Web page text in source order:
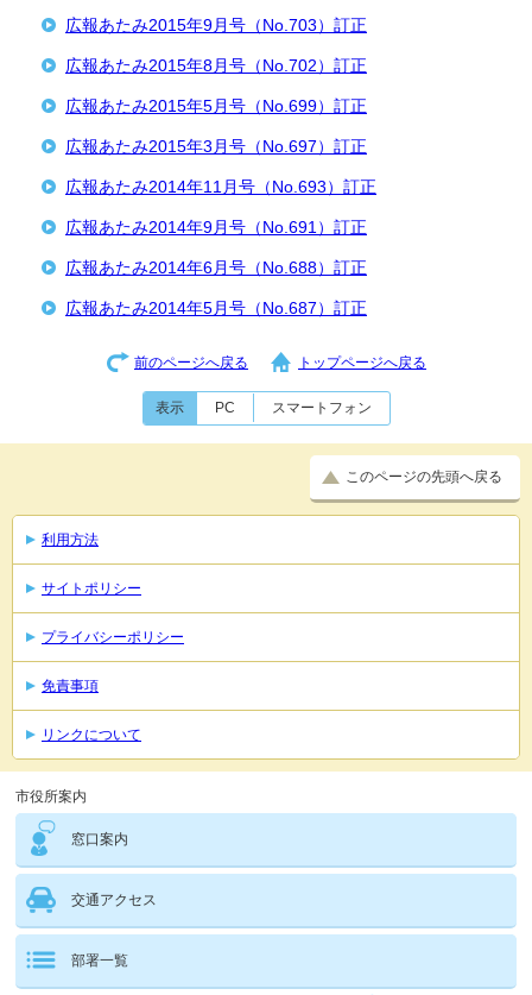
広報あたみ2015年9月号（No.703）訂正
広報あたみ2015年8月号（No.702）訂正
広報あたみ2015年5月号（No.699）訂正
広報あたみ2015年3月号（No.697）訂正
広報あたみ2014年11月号（No.693）訂正
広報あたみ2014年9月号（No.691）訂正
広報あたみ2014年6月号（No.688）訂正
広報あたみ2014年5月号（No.687）訂正
前のページへ戻る トップページへ戻る
表示 PC スマートフォン
このページの先頭へ戻る
利用方法
サイトポリシー
プライバシーポリシー
免責事項
リンクについて
市役所案内
窓口案内
交通アクセス
部署一覧